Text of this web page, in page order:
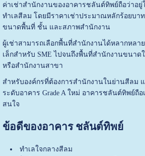
ค่าเช่าสำนักงานของอาคารชลันต์ทิพย์ถือว่าอยู่
ทำเลสีลม โดยมีราคาเช่าประมาณหลักร้อยบา
ขนาดพื้นที่ ชั้น และสภาพสำนักงาน
ผู้เช่าสามารถเลือกพื้นที่สำนักงานได้หลากหล
เล็กสำหรับ SME ไปจนถึงพื้นที่สำนักงานขนา
หรือสำนักงานสาขา
สำหรับองค์กรที่ต้องการสำนักงานในย่านสีลม
ระดับอาคาร Grade A ใหม่ อาคารชลันต์ทิพย์ถื
สนใจ
ข้อดีของอาคาร ชลันต์ทิพย์
ทำเลใจกลางสีลม